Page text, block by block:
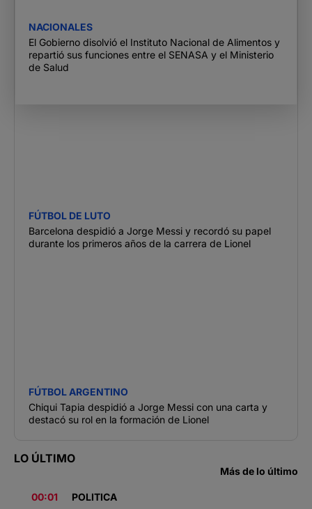
NACIONALES
El Gobierno disolvió el Instituto Nacional de Alimentos y
repartió sus funciones entre el SENASA y el Ministerio
de Salud
FÚTBOL DE LUTO
Barcelona despidió a Jorge Messi y recordó su papel
durante los primeros años de la carrera de Lionel
FÚTBOL ARGENTINO
Chiqui Tapia despidió a Jorge Messi con una carta y
destacó su rol en la formación de Lionel
LO ÚLTIMO
Más de lo último
00:01
POLITICA